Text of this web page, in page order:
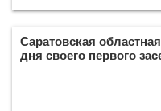
Саратовская
дня своего первого